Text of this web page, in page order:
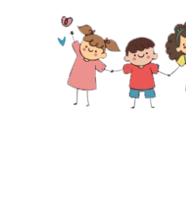
Skip to main content